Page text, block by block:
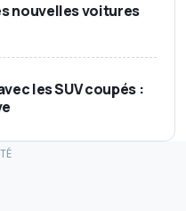
nouvelles voitures
les SUV coupés :